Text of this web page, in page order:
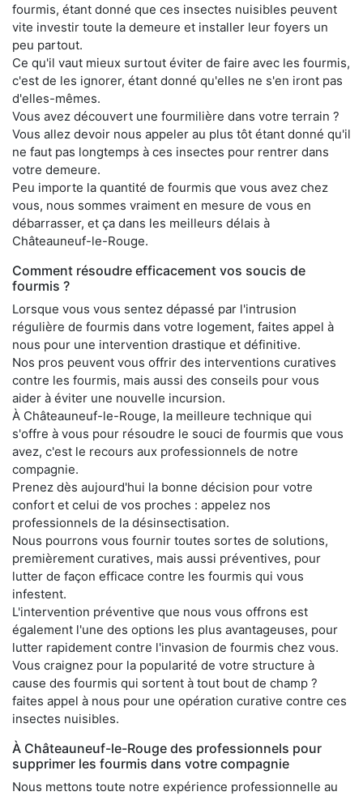
fourmis, étant donné que ces insectes nuisibles peuvent
vite investir toute la demeure et installer leur foyers un
peu partout.
Ce qu'il vaut mieux surtout éviter de faire avec les fourmis,
c'est de les ignorer, étant donné qu'elles ne s'en iront pas
d'elles-mêmes.
Vous avez découvert une fourmilière dans votre terrain ?
Vous allez devoir nous appeler au plus tôt étant donné qu'il
ne faut pas longtemps à ces insectes pour rentrer dans
votre demeure.
Peu importe la quantité de fourmis que vous avez chez
vous, nous sommes vraiment en mesure de vous en
débarrasser, et ça dans les meilleurs délais à
Châteauneuf-le-Rouge.
Comment résoudre efficacement vos soucis de
fourmis ?
Lorsque vous vous sentez dépassé par l'intrusion
régulière de fourmis dans votre logement, faites appel à
nous pour une intervention drastique et définitive.
Nos pros peuvent vous offrir des interventions curatives
contre les fourmis, mais aussi des conseils pour vous
aider à éviter une nouvelle incursion.
À Châteauneuf-le-Rouge, la meilleure technique qui
s'offre à vous pour résoudre le souci de fourmis que vous
avez, c'est le recours aux professionnels de notre
compagnie.
Prenez dès aujourd'hui la bonne décision pour votre
confort et celui de vos proches : appelez nos
professionnels de la désinsectisation.
Nous pourrons vous fournir toutes sortes de solutions,
premièrement curatives, mais aussi préventives, pour
lutter de façon efficace contre les fourmis qui vous
infestent.
L'intervention préventive que nous vous offrons est
également l'une des options les plus avantageuses, pour
lutter rapidement contre l'invasion de fourmis chez vous.
Vous craignez pour la popularité de votre structure à
cause des fourmis qui sortent à tout bout de champ ?
faites appel à nous pour une opération curative contre ces
insectes nuisibles.
À Châteauneuf-le-Rouge des professionnels pour
supprimer les fourmis dans votre compagnie
Nous mettons toute notre expérience professionnelle au